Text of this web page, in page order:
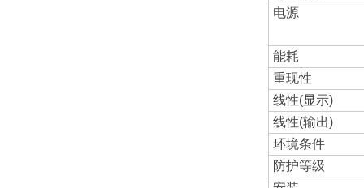
电源
能耗
重现性
线性(显示)
线性(输出)
环境条件
防护等级